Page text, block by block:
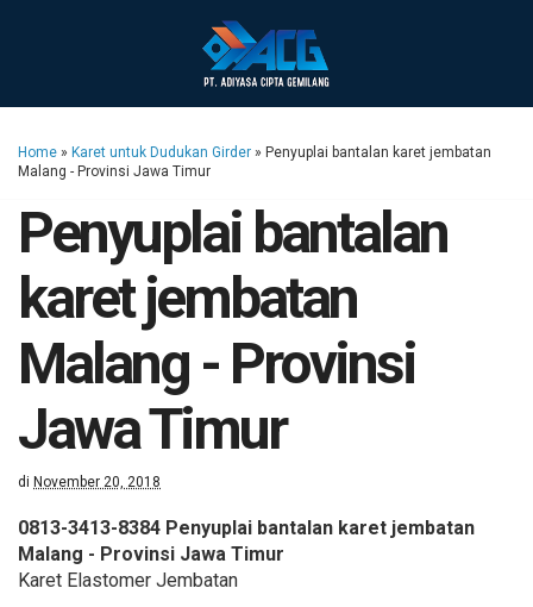
Home » Karet untuk Dudukan Girder » Penyuplai bantalan karet jembatan
Malang - Provinsi Jawa Timur
Penyuplai bantalan
karet jembatan
Malang - Provinsi
Jawa Timur
di November 20, 2018
0813-3413-8384 Penyuplai bantalan karet jembatan
Malang - Provinsi Jawa Timur
Karet Elastomer Jembatan